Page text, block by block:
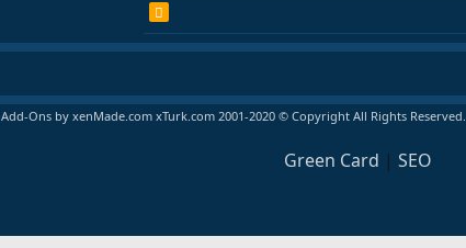
R
S
S
Add-Onsby xenMade.com xTurk.com 2001-2020 © Copyright All Rights Reserved.
Green Card | SEO